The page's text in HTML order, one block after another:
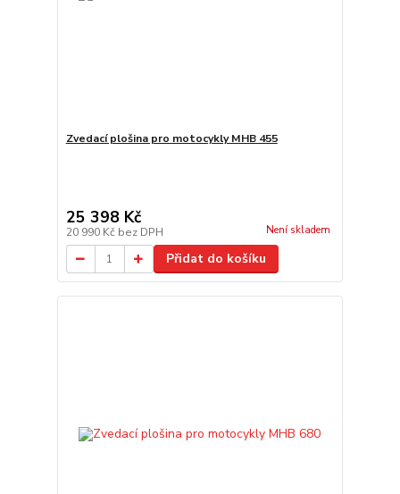
Zvedací plošina pro motocykly MHB 455
25 398 Kč
20 990 Kč bez DPH Není skladem
Přidat do košíku